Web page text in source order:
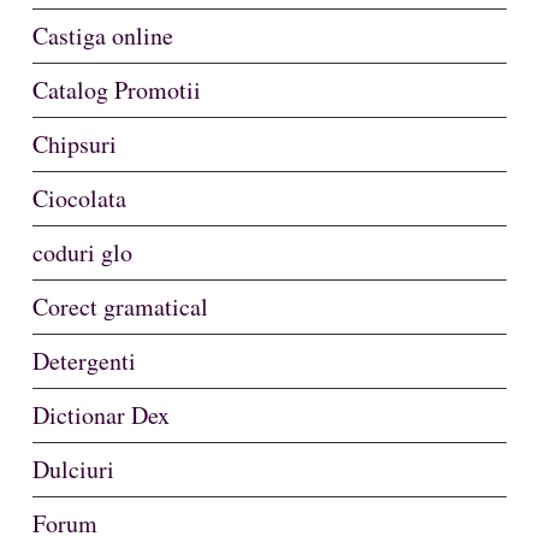
Castiga online
Catalog Promotii
Chipsuri
Ciocolata
coduri glo
Corect gramatical
Detergenti
Dictionar Dex
Dulciuri
Forum